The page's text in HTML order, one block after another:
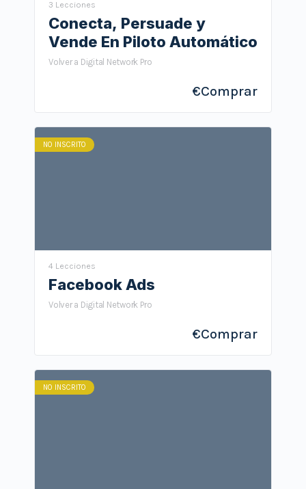
3 Lecciones
Conecta, Persuade y
Vende En Piloto Automático
Volver a Digital Network Pro
€Comprar
NO INSCRITO
4 Lecciones
Facebook Ads
Volver a Digital Network Pro
€Comprar
NO INSCRITO